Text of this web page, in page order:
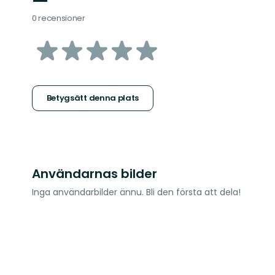
0 recensioner
av
stjärnor
Betygsätt denna plats
Användarnas bilder
Inga användarbilder ännu. Bli den första att dela!